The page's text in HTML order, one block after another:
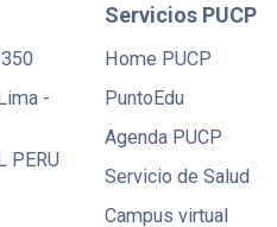
-
PERU
Servicios PUCP
Home PUCP
PuntoEdu
Agenda PUCP
Servicio de Salud
Campus virtual